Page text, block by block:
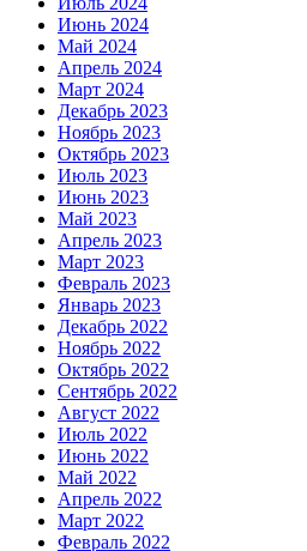
Июнь 2024
Май 2024
Апрель 2024
Март 2024
Декабрь 2023
Ноябрь 2023
Октябрь 2023
Июль 2023
Июнь 2023
Май 2023
Апрель 2023
Март 2023
Февраль 2023
Январь 2023
Декабрь 2022
Ноябрь 2022
Октябрь 2022
Сентябрь 2022
Август 2022
Июль 2022
Июнь 2022
Май 2022
Апрель 2022
Март 2022
Февраль 2022